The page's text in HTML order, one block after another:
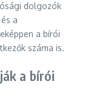
dolgozók
a
a bírói
száma is.
a bírói